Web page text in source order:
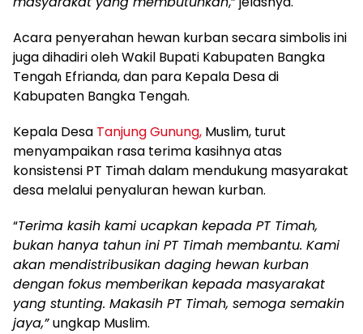
Acara penyerahan hewan kurban secara simbolis ini
juga dihadiri oleh Wakil Bupati Kabupaten Bangka
Tengah Efrianda, dan para Kepala Desa di
Kabupaten Bangka Tengah.
Kepala Desa Tanjung Gunung, Muslim, turut
menyampaikan rasa terima kasihnya atas
konsistensi PT Timah dalam mendukung masyarakat
desa melalui penyaluran hewan kurban.
“Terima kasih kami ucapkan kepada PT Timah,
bukan hanya tahun ini PT Timah membantu. Kami
akan mendistribusikan daging hewan kurban
dengan fokus memberikan kepada masyarakat
yang stunting. Makasih PT Timah, semoga semakin
jaya,”ungkap Muslim.